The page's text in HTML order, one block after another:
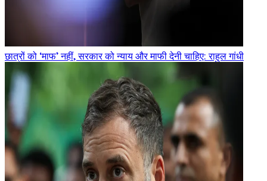
छात्रों को ‘माफ’ नहीं, सरकार को न्याय और माफी देनी चाहिए: राहुल गांधी